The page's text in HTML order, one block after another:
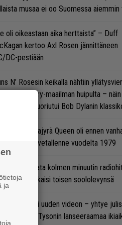
musaa ei oo Suomessa aiemmin
oli oikeastaan aika herttaista” – Duff
kertoo Axl Rosen jännittäneen
DC-pestiään
N’ Rosesin keikalla nähtiin
country-maailman huipulta – näin
suoriutui Bob Dylanin
keikkajyrä Queen oli ennen
tulinen livetallenne vuodelta 1979
ei jahdata kolmen minuutin
Yrjänä julkaisi toisen soololevynsä
julkaisi uuden videon – yhtye
Mike Tysonin lanseeraamaa
ja